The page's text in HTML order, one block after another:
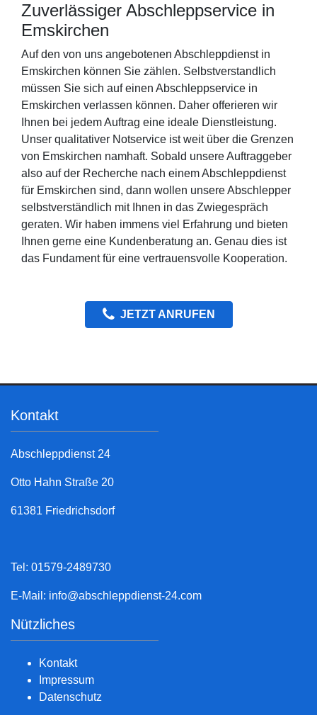
Zuverlässiger Abschleppservice in
Emskirchen
Auf den von uns angebotenen Abschleppdienst in
Emskirchen können Sie zählen. Selbstverstandlich
müssen Sie sich auf einen Abschleppservice in
Emskirchen verlassen können. Daher offerieren wir
Ihnen bei jedem Auftrag eine ideale Dienstleistung.
Unser qualitativer Notservice ist weit über die Grenzen
von Emskirchen namhaft. Sobald unsere Auftraggeber
also auf der Recherche nach einem Abschleppdienst
für Emskirchen sind, dann wollen unsere Abschlepper
selbstverständlich mit Ihnen in das Zwiegespräch
geraten. Wir haben immens viel Erfahrung und bieten
Ihnen gerne eine Kundenberatung an. Genau dies ist
das Fundament für eine vertrauensvolle Kooperation.
JETZT ANRUFEN
Kontakt
Abschleppdienst 24
Otto Hahn Straße 20
61381 Friedrichsdorf
Tel: 01579-2489730
E-Mail: info@abschleppdienst-24.com
Nützliches
Kontakt
Impressum
Datenschutz